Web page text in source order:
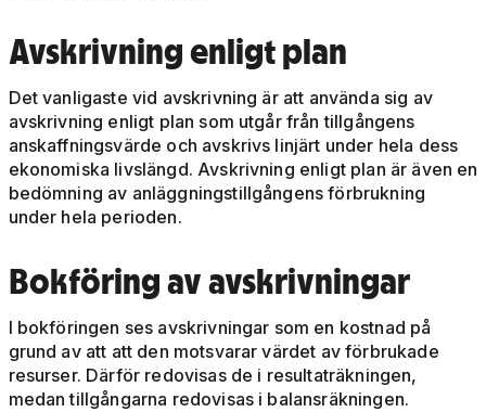
Avskrivning enligt plan
Det vanligaste vid avskrivning är att använda sig av
avskrivning enligt plan som utgår från tillgångens
anskaffningsvärde och avskrivs linjärt under hela dess
ekonomiska livslängd. Avskrivning enligt plan är även en
bedömning av anläggningstillgångens förbrukning
under hela perioden.
Bokföring av avskrivningar
I bokföringen ses avskrivningar som en kostnad på
grund av att att den motsvarar värdet av förbrukade
resurser. Därför redovisas de i resultaträkningen,
medan tillgångarna redovisas i balansräkningen.